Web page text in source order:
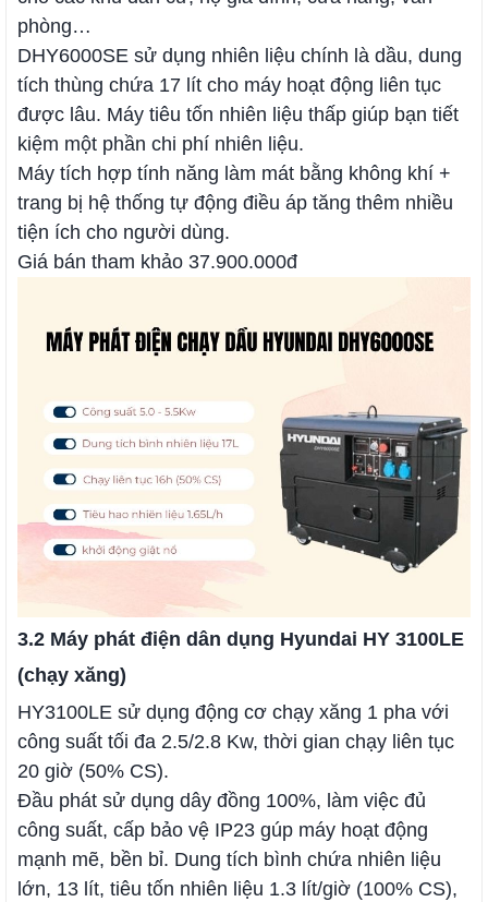
phòng…
DHY6000SE sử dụng nhiên liệu chính là dầu, dung
tích thùng chứa 17 lít cho máy hoạt động liên tục
được lâu. Máy tiêu tốn nhiên liệu thấp giúp bạn tiết
kiệm một phần chi phí nhiên liệu.
Máy tích hợp tính năng làm mát bằng không khí +
trang bị hệ thống tự động điều áp tăng thêm nhiều
tiện ích cho người dùng.
Giá bán tham khảo 37.900.000đ
3.2 Máy phát điện dân dụng Hyundai HY 3100LE
(chạy xăng)
HY3100LE sử dụng động cơ chạy xăng 1 pha với
công suất tối đa 2.5/2.8 Kw, thời gian chạy liên tục
20 giờ (50% CS).
Đầu phát sử dụng dây đồng 100%, làm việc đủ
công suất, cấp bảo vệ IP23 gúp máy hoạt động
mạnh mẽ, bền bỉ. Dung tích bình chứa nhiên liệu
lớn, 13 lít, tiêu tốn nhiên liệu 1.3 lít/giờ (100% CS),